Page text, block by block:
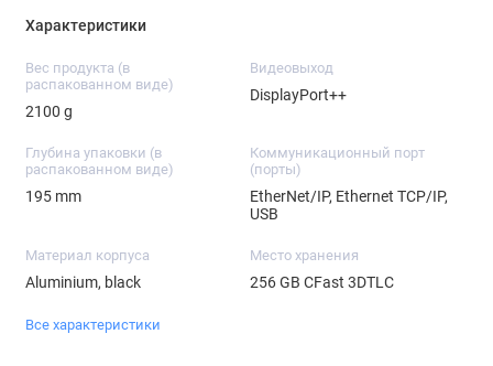
Характеристики
Вес продукта (в
распакованном виде)
2100 g
Видеовыход
DisplayPort++
Глубина упаковки (в
распакованном виде)
195 mm
Коммуникационный порт
(порты)
EtherNet/IP, Ethernet TCP/IP,
USB
Материал корпуса
Aluminium, black
Место хранения
256 GB CFast 3DTLC
Все характеристики